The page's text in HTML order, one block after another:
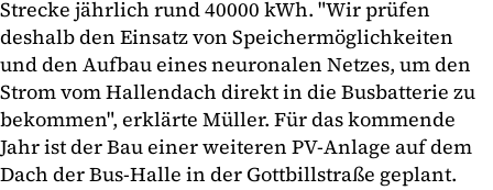
Strecke jährlich rund 40000 kWh. "Wir prüfen
deshalb den Einsatz von Speichermöglichkeiten
und den Aufbau eines neuronalen Netzes, um den
Strom vom Hallendach direkt in die Busbatterie zu
bekommen", erklärte Müller. Für das kommende
Jahr ist der Bau einer weiteren PV-Anlage auf dem
Dach der Bus-Halle in der Gottbillstraße geplant.